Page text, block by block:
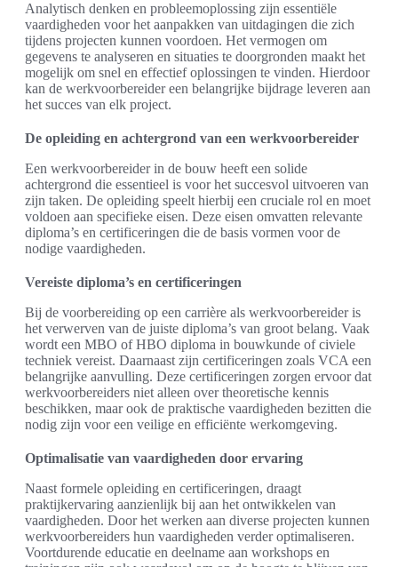
Analytisch denken en probleemoplossing zijn essentiële
vaardigheden voor het aanpakken van uitdagingen die zich
tijdens projecten kunnen voordoen. Het vermogen om
gegevens te analyseren en situaties te doorgronden maakt het
mogelijk om snel en effectief oplossingen te vinden. Hierdoor
kan de werkvoorbereider een belangrijke bijdrage leveren aan
het succes van elk project.
De opleiding en achtergrond van een werkvoorbereider
Een werkvoorbereider in de bouw heeft een solide
achtergrond die essentieel is voor het succesvol uitvoeren van
zijn taken. De opleiding speelt hierbij een cruciale rol en moet
voldoen aan specifieke eisen. Deze eisen omvatten relevante
diploma’s en certificeringen die de basis vormen voor de
nodige vaardigheden.
Vereiste diploma’s en certificeringen
Bij de voorbereiding op een carrière als werkvoorbereider is
het verwerven van de juiste diploma’s van groot belang. Vaak
wordt een MBO of HBO diploma in bouwkunde of civiele
techniek vereist. Daarnaast zijn certificeringen zoals VCA een
belangrijke aanvulling. Deze certificeringen zorgen ervoor dat
werkvoorbereiders niet alleen over theoretische kennis
beschikken, maar ook de praktische vaardigheden bezitten die
nodig zijn voor een veilige en efficiënte werkomgeving.
Optimalisatie van vaardigheden door ervaring
Naast formele opleiding en certificeringen, draagt
praktijkervaring aanzienlijk bij aan het ontwikkelen van
vaardigheden. Door het werken aan diverse projecten kunnen
werkvoorbereiders hun vaardigheden verder optimaliseren.
Voortdurende educatie en deelname aan workshops en